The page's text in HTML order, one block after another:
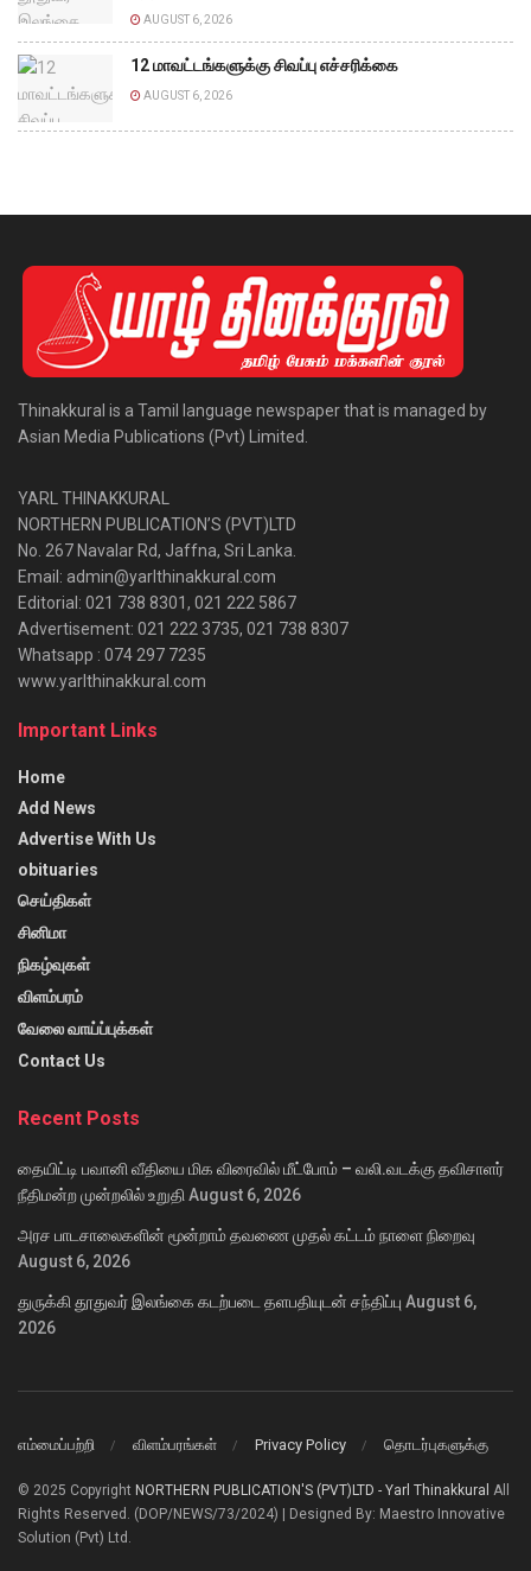
AUGUST 6, 2026
12 மாவட்டங்களுக்கு சிவப்பு எச்சரிக்கை
AUGUST 6, 2026
Thinakkural is a Tamil language newspaper that is managed by
Asian Media Publications (Pvt) Limited.
YARL THINAKKURAL
NORTHERN PUBLICATION’S (PVT)LTD
No. 267 Navalar Rd, Jaffna, Sri Lanka.
Email: admin@yarlthinakkural.com
Editorial: 021 738 8301, 021 222 5867
Advertisement: 021 222 3735, 021 738 8307
Whatsapp : 074 297 7235
www.yarlthinakkural.com
Important Links
Home
Add News
Advertise With Us
obituaries
செய்திகள்
சினிமா
நிகழ்வுகள்
விளம்பரம்
வேலை வாய்ப்புக்கள்
Contact Us
Recent Posts
தையிட்டி பவானி வீதியை மிக விரைவில் மீட்போம் – வலி.வடக்கு தவிசாளர்
நீதிமன்ற முன்றலில் உறுதி August 6, 2026
அரச பாடசாலைகளின் மூன்றாம் தவணை முதல் கட்டம் நாளை நிறைவு
August 6, 2026
துருக்கி தூதுவர் இலங்கை கடற்படை தளபதியுடன் சந்திப்பு August 6,
2026
எம்மைப்பற்றி விளம்பரங்கள் Privacy Policy தொடர்புகளுக்கு
© 2025 Copyright NORTHERN PUBLICATION'S (PVT)LTD - Yarl Thinakkural All
Rights Reserved. (DOP/NEWS/73/2024) | Designed By: Maestro Innovative
Solution (Pvt) Ltd.